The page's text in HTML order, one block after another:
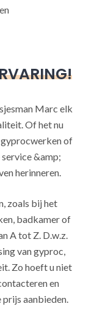
Marc elk
Of het nu
gyprocwerken of
&amp;
herinneren.
zoals bij het
badkamer of
A tot Z. D.w.z.
van gyproc,
Zo hoeft u niet
en
prijs aanbieden.